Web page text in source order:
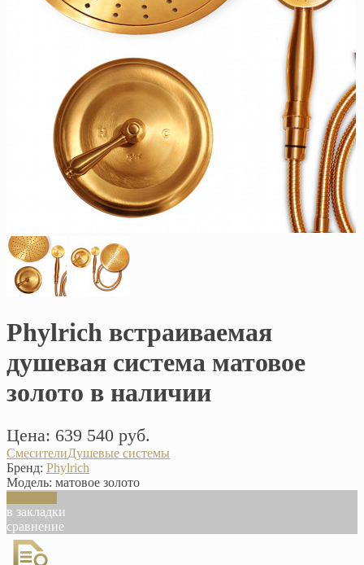
Phylrich встраиваемая
душевая система матовое
золото в наличии
Цена: 639 540 руб.
СмесителиДушевые системы
Бренд: Phylrich
Модель: матовое золото
в закладки
сравнение